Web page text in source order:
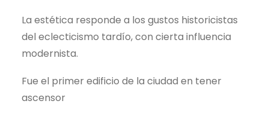
La estética responde a los gustos historicistas
del eclecticismo tardío, con cierta influencia
modernista.
Fue el primer edificio de la ciudad en tener
ascensor